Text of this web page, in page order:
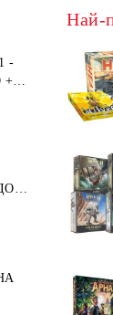
-
+
+
+
Най-